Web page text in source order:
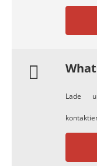
Lade